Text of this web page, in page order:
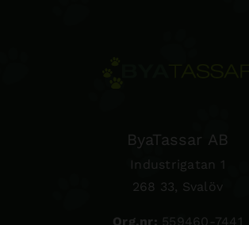
ByaTassar AB
Industrigatan 1
268 33, Svalöv
Org.nr: 559460-7441